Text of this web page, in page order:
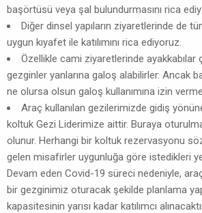
başörtüsü veya şal bulundurmasını rica
Diğer dinsel yapıların ziyaretlerinde de
uygun kıyafet ile katılımını rica ediyoruz.
Özellikle cami ziyaretlerinde ayakkabılar
gezginler yanlarına galoş alabilirler. Ancak
ne olursa olsun galoş kullanımına izin
Araç kullanılan gezilerimizde gidiş
koltuk Gezi Liderimize aittir. Buraya
olunur. Herhangi bir koltuk rezervasyonu
gelen misafirler uygunluğa göre istedikleri
Devam eden Covid-19 süreci nedeniyle,
bir gezginimiz oturacak şekilde planlama
kapasitesinin yarısı kadar katılımcı